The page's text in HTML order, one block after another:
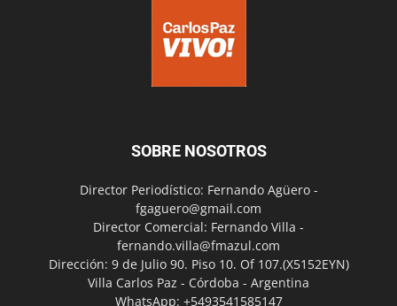
SOBRE NOSOTROS
Director Periodístico: Fernando Agüero -
fgaguero@gmail.com
Director Comercial: Fernando Villa -
fernando.villa@fmazul.com
Dirección: 9 de Julio 90. Piso 10. Of 107.(X5152EYN)
Villa Carlos Paz - Córdoba - Argentina
WhatsApp: +5493541585147